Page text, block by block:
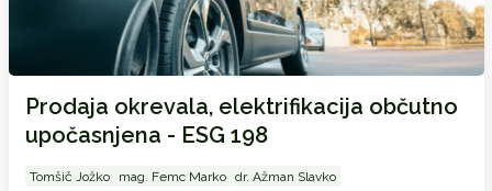
Prodaja okrevala, elektrifikacija občutno
upočasnjena - ESG 198
Tomšič Jožko mag. Femc Marko dr. Ažman Slavko